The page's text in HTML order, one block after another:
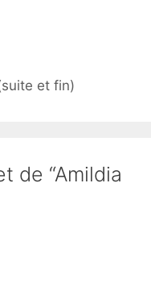
et fin)
de “Amildia